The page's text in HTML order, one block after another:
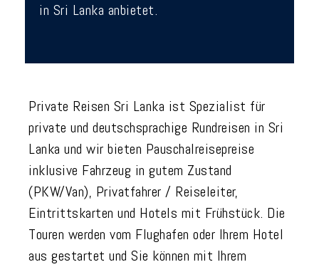
in Sri Lanka anbietet.
Private Reisen Sri Lanka ist Spezialist für
private und deutschsprachige Rundreisen in Sri
Lanka und wir bieten Pauschalreisepreise
inklusive Fahrzeug in gutem Zustand
(PKW/Van), Privatfahrer / Reiseleiter,
Eintrittskarten und Hotels mit Frühstück. Die
Touren werden vom Flughafen oder Ihrem Hotel
aus gestartet und Sie können mit Ihrem